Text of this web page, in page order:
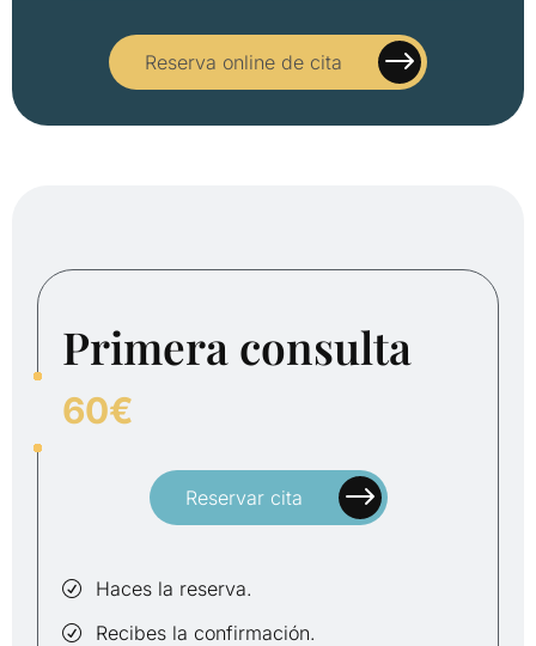
Reserva online de cita
Primera consulta
60€
Reservar cita
Haces la reserva.
Recibes la confirmación.